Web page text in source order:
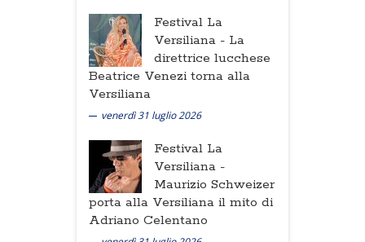
Festival La
Versiliana - La
direttrice lucchese
Beatrice Venezi torna alla
Versiliana
venerdì 31 luglio 2026
Festival La
Versiliana -
Maurizio Schweizer
porta alla Versiliana il mito di
Adriano Celentano